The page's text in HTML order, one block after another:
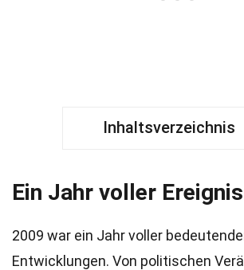
Inhaltsverzeichnis
Ein Jahr voller
2009 war ein Jahr voller
Entwicklungen. Von politischen